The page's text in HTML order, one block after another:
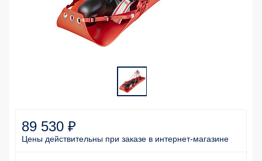
89 530 ₽
Цены действительны при заказе в интернет-магазине